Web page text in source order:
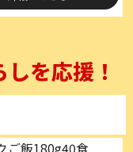
を応援！